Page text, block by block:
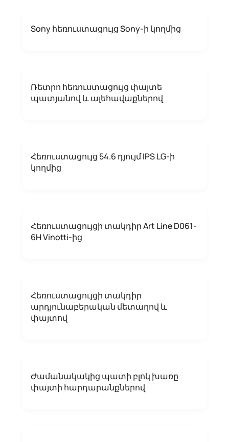
Sony հեռուստացույց Sony-ի կողմից
Ռետրո հեռուստացույց փայտե
պատյանով և ալեհավաքներով
Հեռուստացույց 54.6 դյույմ IPS LG-ի
կողմից
Հեռուստացույցի տակդիր Art Line D061-
6H Vinotti-ից
Հեռուստացույցի տակդիր
արդյունաբերական մետաղով և
փայտով
Ժամանակակից պատի բլոկ խառը
փայտի հարդարանքներով